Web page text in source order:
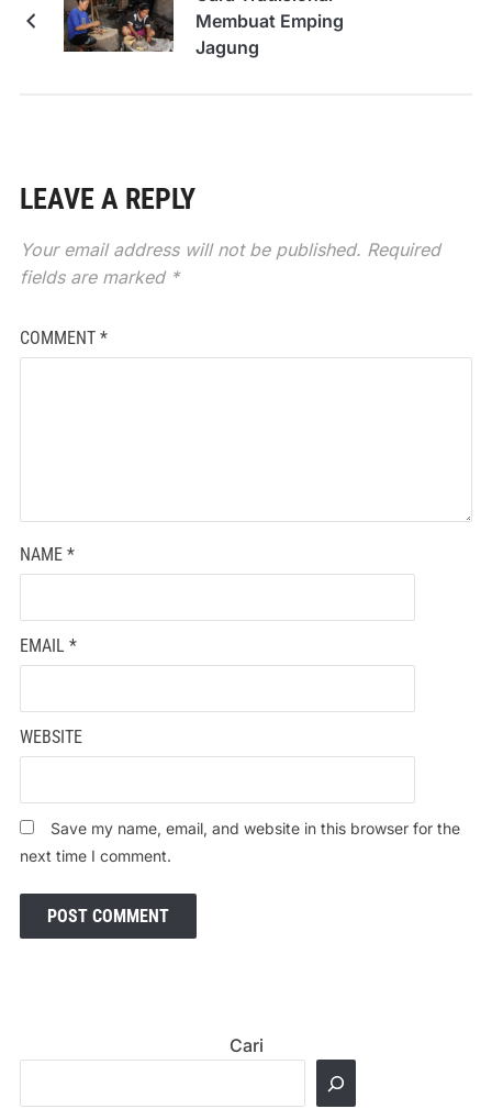
Membuat Emping
Jagung
LEAVE A REPLY
Your email address will not be published. Required
fields are marked *
COMMENT *
NAME *
EMAIL *
WEBSITE
Save my name, email, and website in this browser for the
next time I comment.
Cari